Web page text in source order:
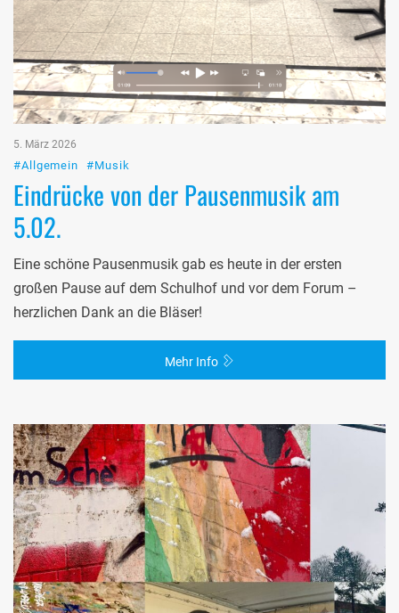
5. März 2026
#Allgemein #Musik
Eindrücke von der Pausenmusik am
5.02.
Eine schöne Pausenmusik gab es heute in der ersten
großen Pause auf dem Schulhof und vor dem Forum –
herzlichen Dank an die Bläser!
Mehr Info